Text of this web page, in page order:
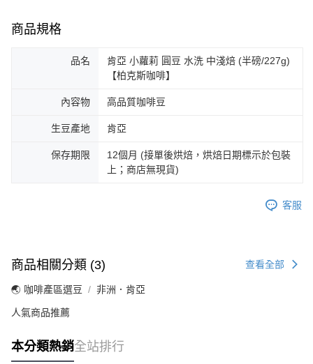
商品規格
品名
肯亞 小蘿莉 圓豆 水洗 中淺焙 (半磅/227g)
【柏克斯咖啡】
內容物 高品質咖啡豆
生豆產地 肯亞
保存期限
12個月 (接單後烘焙，烘焙日期標示於包裝
上；商店無現貨)
客服
商品相關分類 (3) 查看全部
🌏 咖啡產區選豆 非洲．肯亞
人氣商品推薦
本分類熱銷全站排行